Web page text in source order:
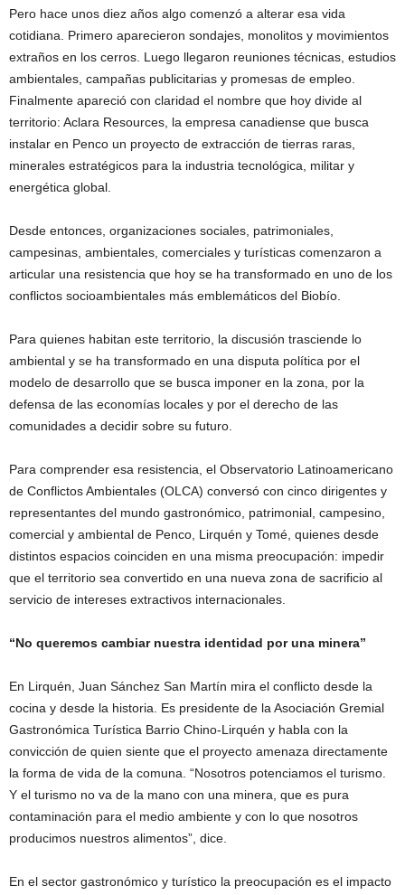
Pero hace unos diez años algo comenzó a alterar esa vida
cotidiana. Primero aparecieron sondajes, monolitos y movimientos
extraños en los cerros. Luego llegaron reuniones técnicas, estudios
ambientales, campañas publicitarias y promesas de empleo.
Finalmente apareció con claridad el nombre que hoy divide al
territorio: Aclara Resources, la empresa canadiense que busca
instalar en Penco un proyecto de extracción de tierras raras,
minerales estratégicos para la industria tecnológica, militar y
energética global.
Desde entonces, organizaciones sociales, patrimoniales,
campesinas, ambientales, comerciales y turísticas comenzaron a
articular una resistencia que hoy se ha transformado en uno de los
conflictos socioambientales más emblemáticos del Biobío.
Para quienes habitan este territorio, la discusión trasciende lo
ambiental y se ha transformado en una disputa política por el
modelo de desarrollo que se busca imponer en la zona, por la
defensa de las economías locales y por el derecho de las
comunidades a decidir sobre su futuro.
Para comprender esa resistencia, el Observatorio Latinoamericano
de Conflictos Ambientales (OLCA) conversó con cinco dirigentes y
representantes del mundo gastronómico, patrimonial, campesino,
comercial y ambiental de Penco, Lirquén y Tomé, quienes desde
distintos espacios coinciden en una misma preocupación: impedir
que el territorio sea convertido en una nueva zona de sacrificio al
servicio de intereses extractivos internacionales.
“No queremos cambiar nuestra identidad por una minera”
En Lirquén, Juan Sánchez San Martín mira el conflicto desde la
cocina y desde la historia. Es presidente de la Asociación Gremial
Gastronómica Turística Barrio Chino-Lirquén y habla con la
convicción de quien siente que el proyecto amenaza directamente
la forma de vida de la comuna. “Nosotros potenciamos el turismo.
Y el turismo no va de la mano con una minera, que es pura
contaminación para el medio ambiente y con lo que nosotros
producimos nuestros alimentos”, dice.
En el sector gastronómico y turístico la preocupación es el impacto